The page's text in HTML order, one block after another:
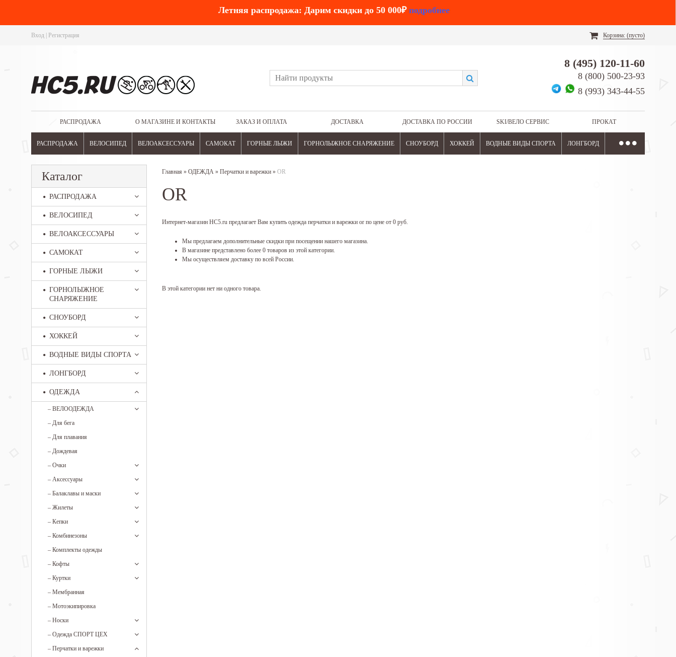
Летняя распродажа: Дарим скидки до 50 000₽ подробнее
Вход Регистрация Корзина: (пусто)
8 (495) 120-11-60
8 (800) 500-23-93
8 (993) 343-44-55
РАСПРОДАЖА О МАГАЗИНЕ И КОНТАКТЫ ЗАКАЗ И ОПЛАТА ДОСТАВКА ДОСТАВКА ПО РОССИИ SKI/ВЕЛО СЕРВИС ПРОКАТ
РАСПРОДАЖА ВЕЛОСИПЕД ВЕЛОАКСЕССУАРЫ САМОКАТ ГОРНЫЕ ЛЫЖИ ГОРНОЛЫЖНОЕ СНАРЯЖЕНИЕ СНОУБОРД ХОККЕЙ ВОДНЫЕ ВИДЫ СПОРТА ЛОНГБОРД
Каталог
РАСПРОДАЖА
ВЕЛОСИПЕД
ВЕЛОАКСЕССУАРЫ
САМОКАТ
ГОРНЫЕ ЛЫЖИ
ГОРНОЛЫЖНОЕ
СНАРЯЖЕНИЕ
СНОУБОРД
ХОККЕЙ
ВОДНЫЕ ВИДЫ СПОРТА
ЛОНГБОРД
ОДЕЖДА
– ВЕЛООДЕЖДА
– Для бега
– Для плавания
– Дождевая
– Очки
– Аксессуары
– Балаклавы и маски
– Жилеты
– Кепки
– Комбинезоны
– Комплекты одежды
– Кофты
– Куртки
– Мембранная
– Мотоэкипировка
– Носки
– Одежда СПОРТ ЦЕХ
– Перчатки и варежки
Главная » ОДЕЖДА » Перчатки и варежки » OR
OR
Интернет-магазин HC5.ru предлагает Вам купить одежда перчатки и варежки or по цене от 0 руб.
Мы предлагаем дополнительные скидки при посещении нашего магазина.
В магазине представлено более 0 товаров из этой категории.
Мы осуществляем доставку по всей России.
В этой категории нет ни одного товара.